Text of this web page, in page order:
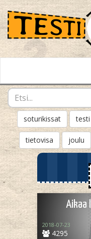
soturikissat testi
tietovisa joulu
Aikaa
4295
2018-07-23